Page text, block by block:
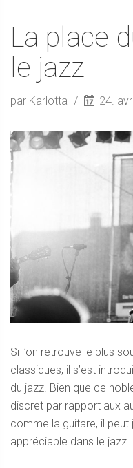
La place
le jazz
par Karlotta 24.
Si l’on retrouve le plus
classiques, il s’est
du jazz. Bien que ce
discret par rapport aux
comme la guitare, il
appréciable dans le jazz.